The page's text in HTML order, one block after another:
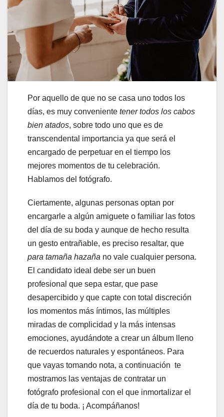
Por aquello de que no se casa uno todos los
días, es muy conveniente tener todos los cabos
bien atados, sobre todo uno que es de
transcendental importancia ya que será el
encargado de perpetuar en el tiempo los
mejores momentos de tu celebración.
Hablamos del fotógrafo.
Ciertamente, algunas personas optan por
encargarle a algún amiguete o familiar las fotos
del día de su boda y aunque de hecho resulta
un gesto entrañable, es preciso resaltar, que
para tamaña hazaña no vale cualquier persona.
El candidato ideal debe ser un buen
profesional que sepa estar, que pase
desapercibido y que capte con total discreción
los momentos más íntimos, las múltiples
miradas de complicidad y la más intensas
emociones, ayudándote a crear un álbum lleno
de recuerdos naturales y espontáneos. Para
que vayas tomando nota, a continuación te
mostramos las ventajas de contratar un
fotógrafo profesional con el que inmortalizar el
día de tu boda. ¡ Acompáñanos!